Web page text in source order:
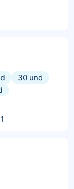
30 und